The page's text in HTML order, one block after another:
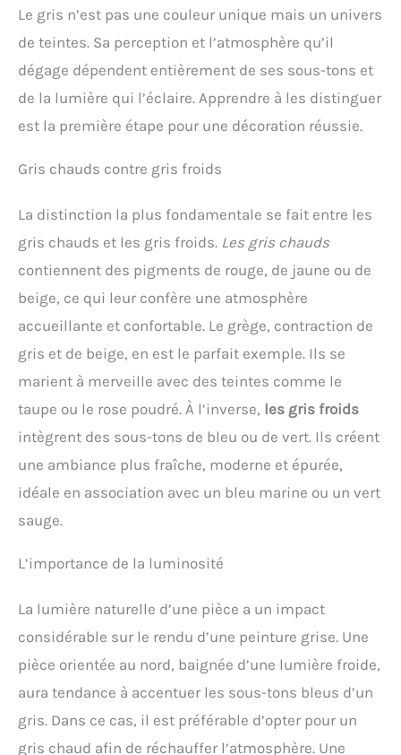
Le gris n’est pas une couleur unique mais un univers
de teintes. Sa perception et l’atmosphère qu’il
dégage dépendent entièrement de ses sous-tons et
de la lumière qui l’éclaire. Apprendre à les distinguer
est la première étape pour une décoration réussie.
Gris chauds contre gris froids
La distinction la plus fondamentale se fait entre les
gris chauds et les gris froids. Les gris chauds
contiennent des pigments de rouge, de jaune ou de
beige, ce qui leur confère une atmosphère
accueillante et confortable. Le grège, contraction de
gris et de beige, en est le parfait exemple. Ils se
marient à merveille avec des teintes comme le
taupe ou le rose poudré. À l’inverse, les gris froids
intègrent des sous-tons de bleu ou de vert. Ils créent
une ambiance plus fraîche, moderne et épurée,
idéale en association avec un bleu marine ou un vert
sauge.
L’importance de la luminosité
La lumière naturelle d’une pièce a un impact
considérable sur le rendu d’une peinture grise. Une
pièce orientée au nord, baignée d’une lumière froide,
aura tendance à accentuer les sous-tons bleus d’un
gris. Dans ce cas, il est préférable d’opter pour un
gris chaud afin de réchauffer l’atmosphère. Une